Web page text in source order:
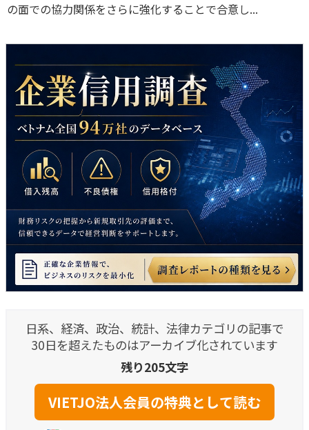
の面での協力関係をさらに強化することで合意し...
日系、経済、政治、統計、法律カテゴリの記事で
30日を超えたものはアーカイブ化されています
残り205文字